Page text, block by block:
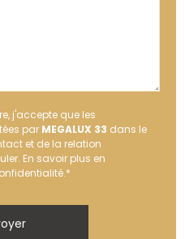
j'accepte que les
par MEGALUX 33 dans le
et de la relation
En savoir plus en
*